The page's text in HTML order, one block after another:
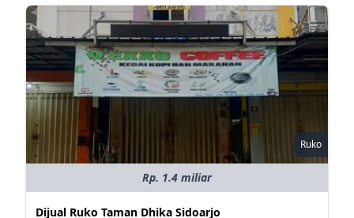
Ruko
Rp. 1.4 miliar
Dijual Ruko Taman Dhika Sidoarjo